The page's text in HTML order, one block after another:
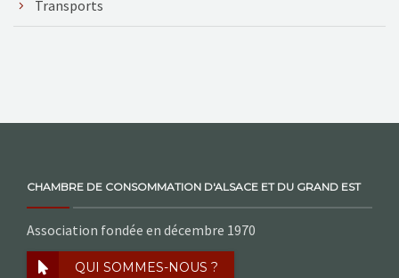
Transports
CHAMBRE DE CONSOMMATION D'ALSACE ET DU GRAND EST
Association fondée en décembre 1970
QUI SOMMES-NOUS ?